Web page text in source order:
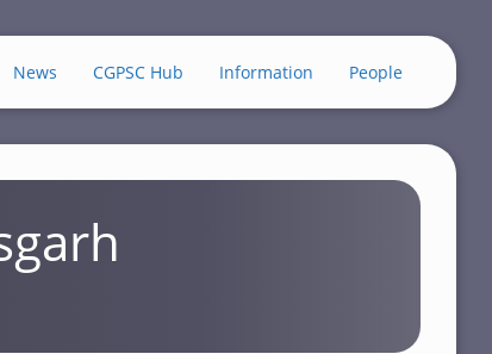
News CGPSC Hub Information People